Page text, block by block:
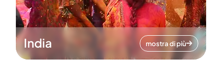
India mostra di più